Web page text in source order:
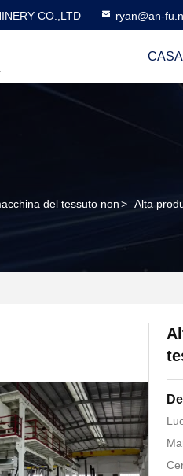
CO.,LTD ryan@an-
CASA
del tessuto non> Alta